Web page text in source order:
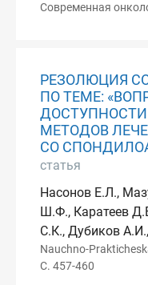
Современная
РЕЗОЛЮЦИЯ
ПО ТЕМЕ:
МЕТОДОВ
СО
статья
Насонов Е.Л.,
Ш.Ф., Каратеев
С.К., Дубиков
Nauchno-
С. 457-460